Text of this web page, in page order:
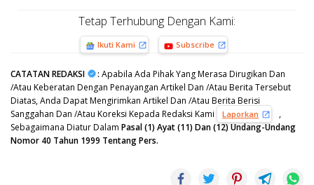
Tetap Terhubung Dengan Kami:
Ikuti Kami Subscribe
CATATAN REDAKSI : Apabila Ada Pihak Yang Merasa Dirugikan Dan
/Atau Keberatan Dengan Penayangan Artikel Dan /Atau Berita Tersebut
Diatas, Anda Dapat Mengirimkan Artikel Dan /Atau Berita Berisi
Sanggahan Dan /Atau Koreksi Kepada Redaksi Kami
Laporkan
,
Sebagaimana Diatur Dalam Pasal (1) Ayat (11) Dan (12) Undang-Undang
Nomor 40 Tahun 1999 Tentang Pers.